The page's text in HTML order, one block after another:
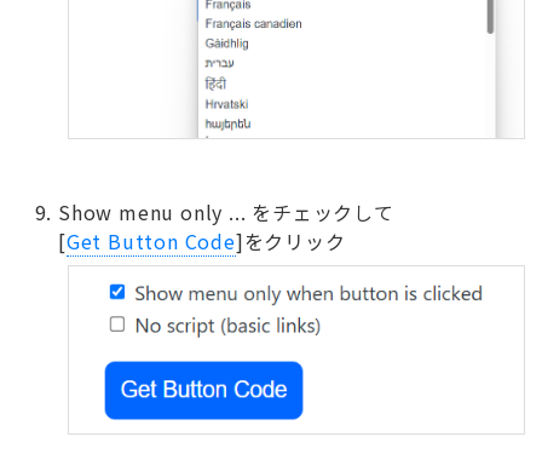
Show menu only ... をチェックして
[Get Button Code]をクリック